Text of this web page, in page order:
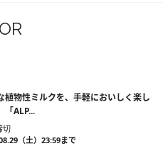
植物性ミルクを、手軽においしく楽し
「ALP...
切
（土）23:59まで